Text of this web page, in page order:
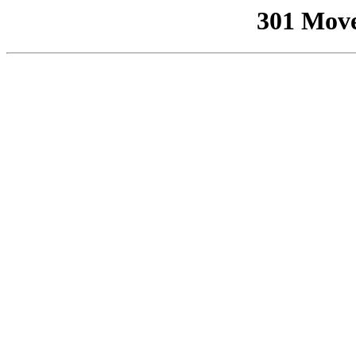
301